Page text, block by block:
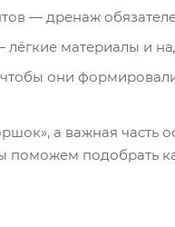
— дренаж
материалы и
они
а важная часть
поможем подобрать